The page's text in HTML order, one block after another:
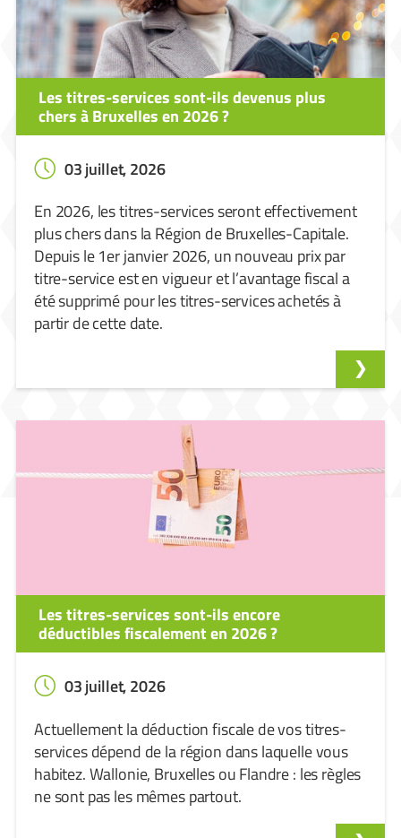
Les titres-services sont-ils devenus plus
chers à Bruxelles en 2026 ?
03 juillet, 2026
En 2026, les titres-services seront effectivement
plus chers dans la Région de Bruxelles-Capitale.
Depuis le 1er janvier 2026, un nouveau prix par
titre-service est en vigueur et l’avantage fiscal a
été supprimé pour les titres-services achetés à
partir de cette date.
Les titres-services sont-ils encore
déductibles fiscalement en 2026 ?
03 juillet, 2026
Actuellement la déduction fiscale de vos titres-
services dépend de la région dans laquelle vous
habitez. Wallonie, Bruxelles ou Flandre : les règles
ne sont pas les mêmes partout.